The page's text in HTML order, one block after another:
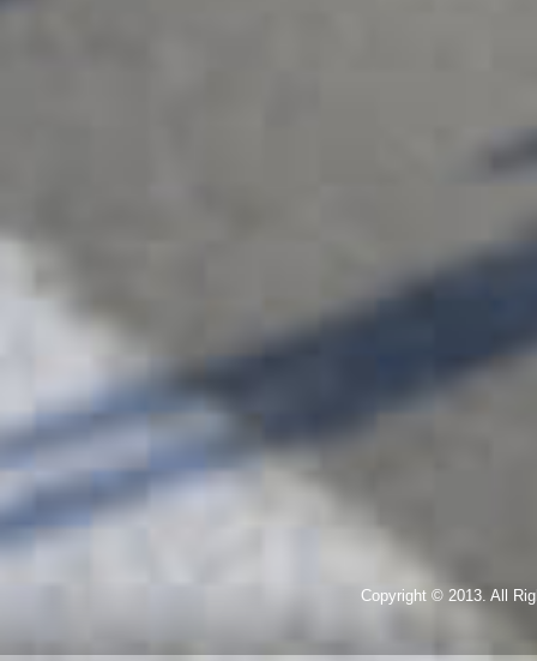
Copyright © 2013. All